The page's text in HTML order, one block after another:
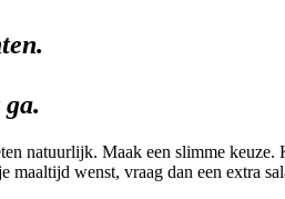
natuurlijk. Maak een slimme
wenst, vraag dan een extra